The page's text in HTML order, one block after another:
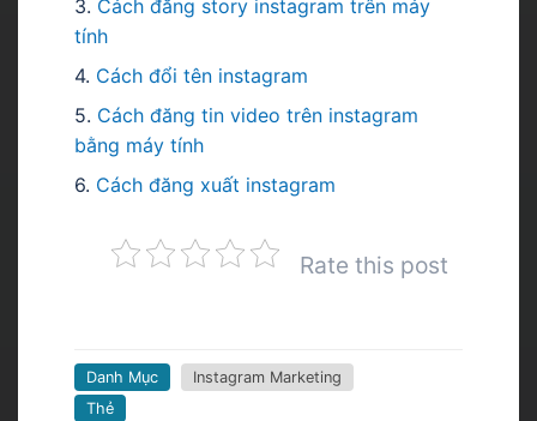
3. Cách đăng story instagram trên máy
tính
4. Cách đổi tên instagram
5. Cách đăng tin video trên instagram
bằng máy tính
6. Cách đăng xuất instagram
Rate this post
Danh Mục
Instagram Marketing
Thẻ